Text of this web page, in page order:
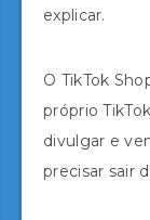
explicar.
O TikTok
próprio
divulgar e
precisar sair